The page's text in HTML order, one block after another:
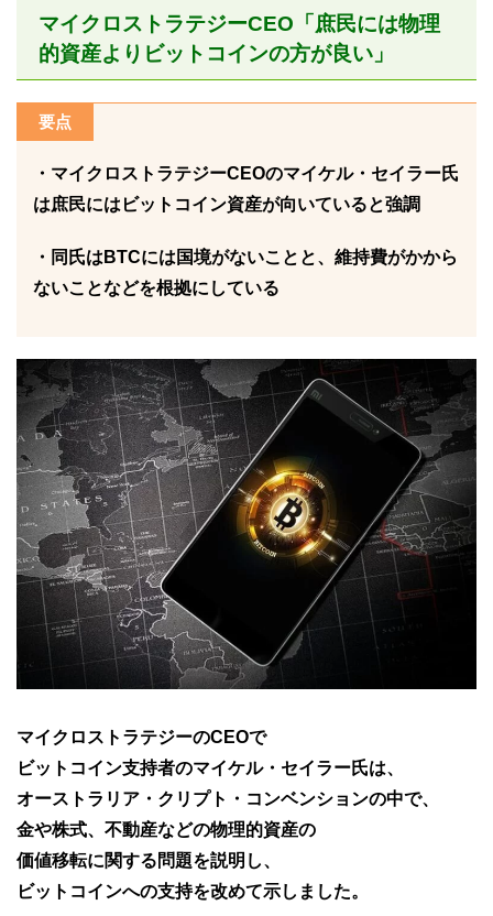
マイクロストラテジーCEO「庶民には物理
的資産よりビットコインの方が良い」
要点
・マイクロストラテジーCEOのマイケル・セイラー氏
は庶民にはビットコイン資産が向いていると強調
・同氏はBTCには国境がないことと、維持費がかから
ないことなどを根拠にしている
マイクロストラテジーのCEOで
ビットコイン支持者のマイケル・セイラー氏は、
オーストラリア・クリプト・コンベンションの中で、
金や株式、不動産などの物理的資産の
価値移転に関する問題を説明し、
ビットコインへの支持を改めて示しました。